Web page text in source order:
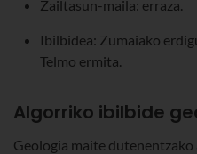
Zailtasun-maila: erraza.
Ibilbidea: Zumaiako
Telmo ermita.
Algorriko ibilbide
Geologia maite dutenentzako